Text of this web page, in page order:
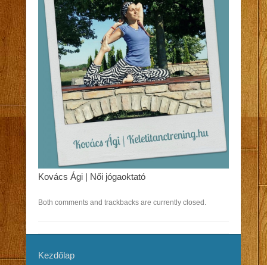
Kovács Ági | Női jógaoktató
Both comments and trackbacks are currently closed.
Kezdőlap